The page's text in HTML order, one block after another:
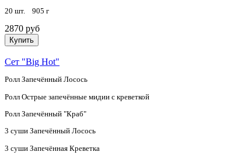
20 шт. 905 г
2870 руб
Купить
Сет "Big Hot"
Ролл Запечённый Лосось
Ролл Острые запечённые мидии с креветкой
Ролл Запечённый "Краб"
3 суши Запечённый Лосось
3 суши Запечённая Креветка